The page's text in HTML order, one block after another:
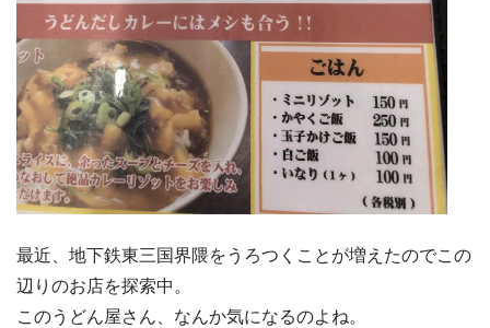
最近、地下鉄東三国界隈をうろつくことが増えたのでこの
辺りのお店を探索中。
このうどん屋さん、なんか気になるのよね。